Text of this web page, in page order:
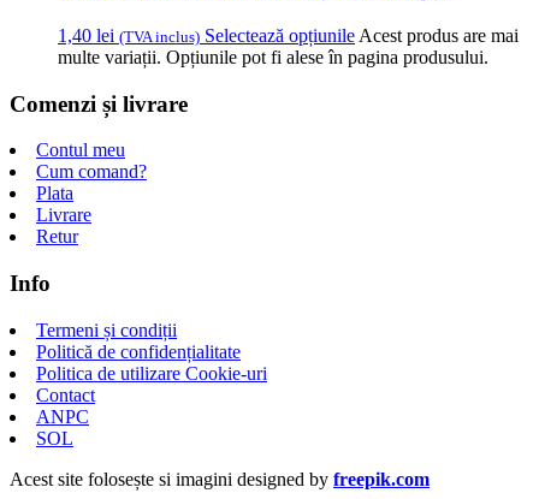
1,40 lei (TVA inclus) Selectează opțiunile Acest produs are mai
multe variații. Opțiunile pot fi alese în pagina produsului.
Comenzi și livrare
Contul meu
Cum comand?
Plata
Livrare
Retur
Info
Termeni și condiții
Politică de confidențialitate
Politica de utilizare Cookie-uri
Contact
ANPC
SOL
Acest site folosește si imagini designed by freepik.com